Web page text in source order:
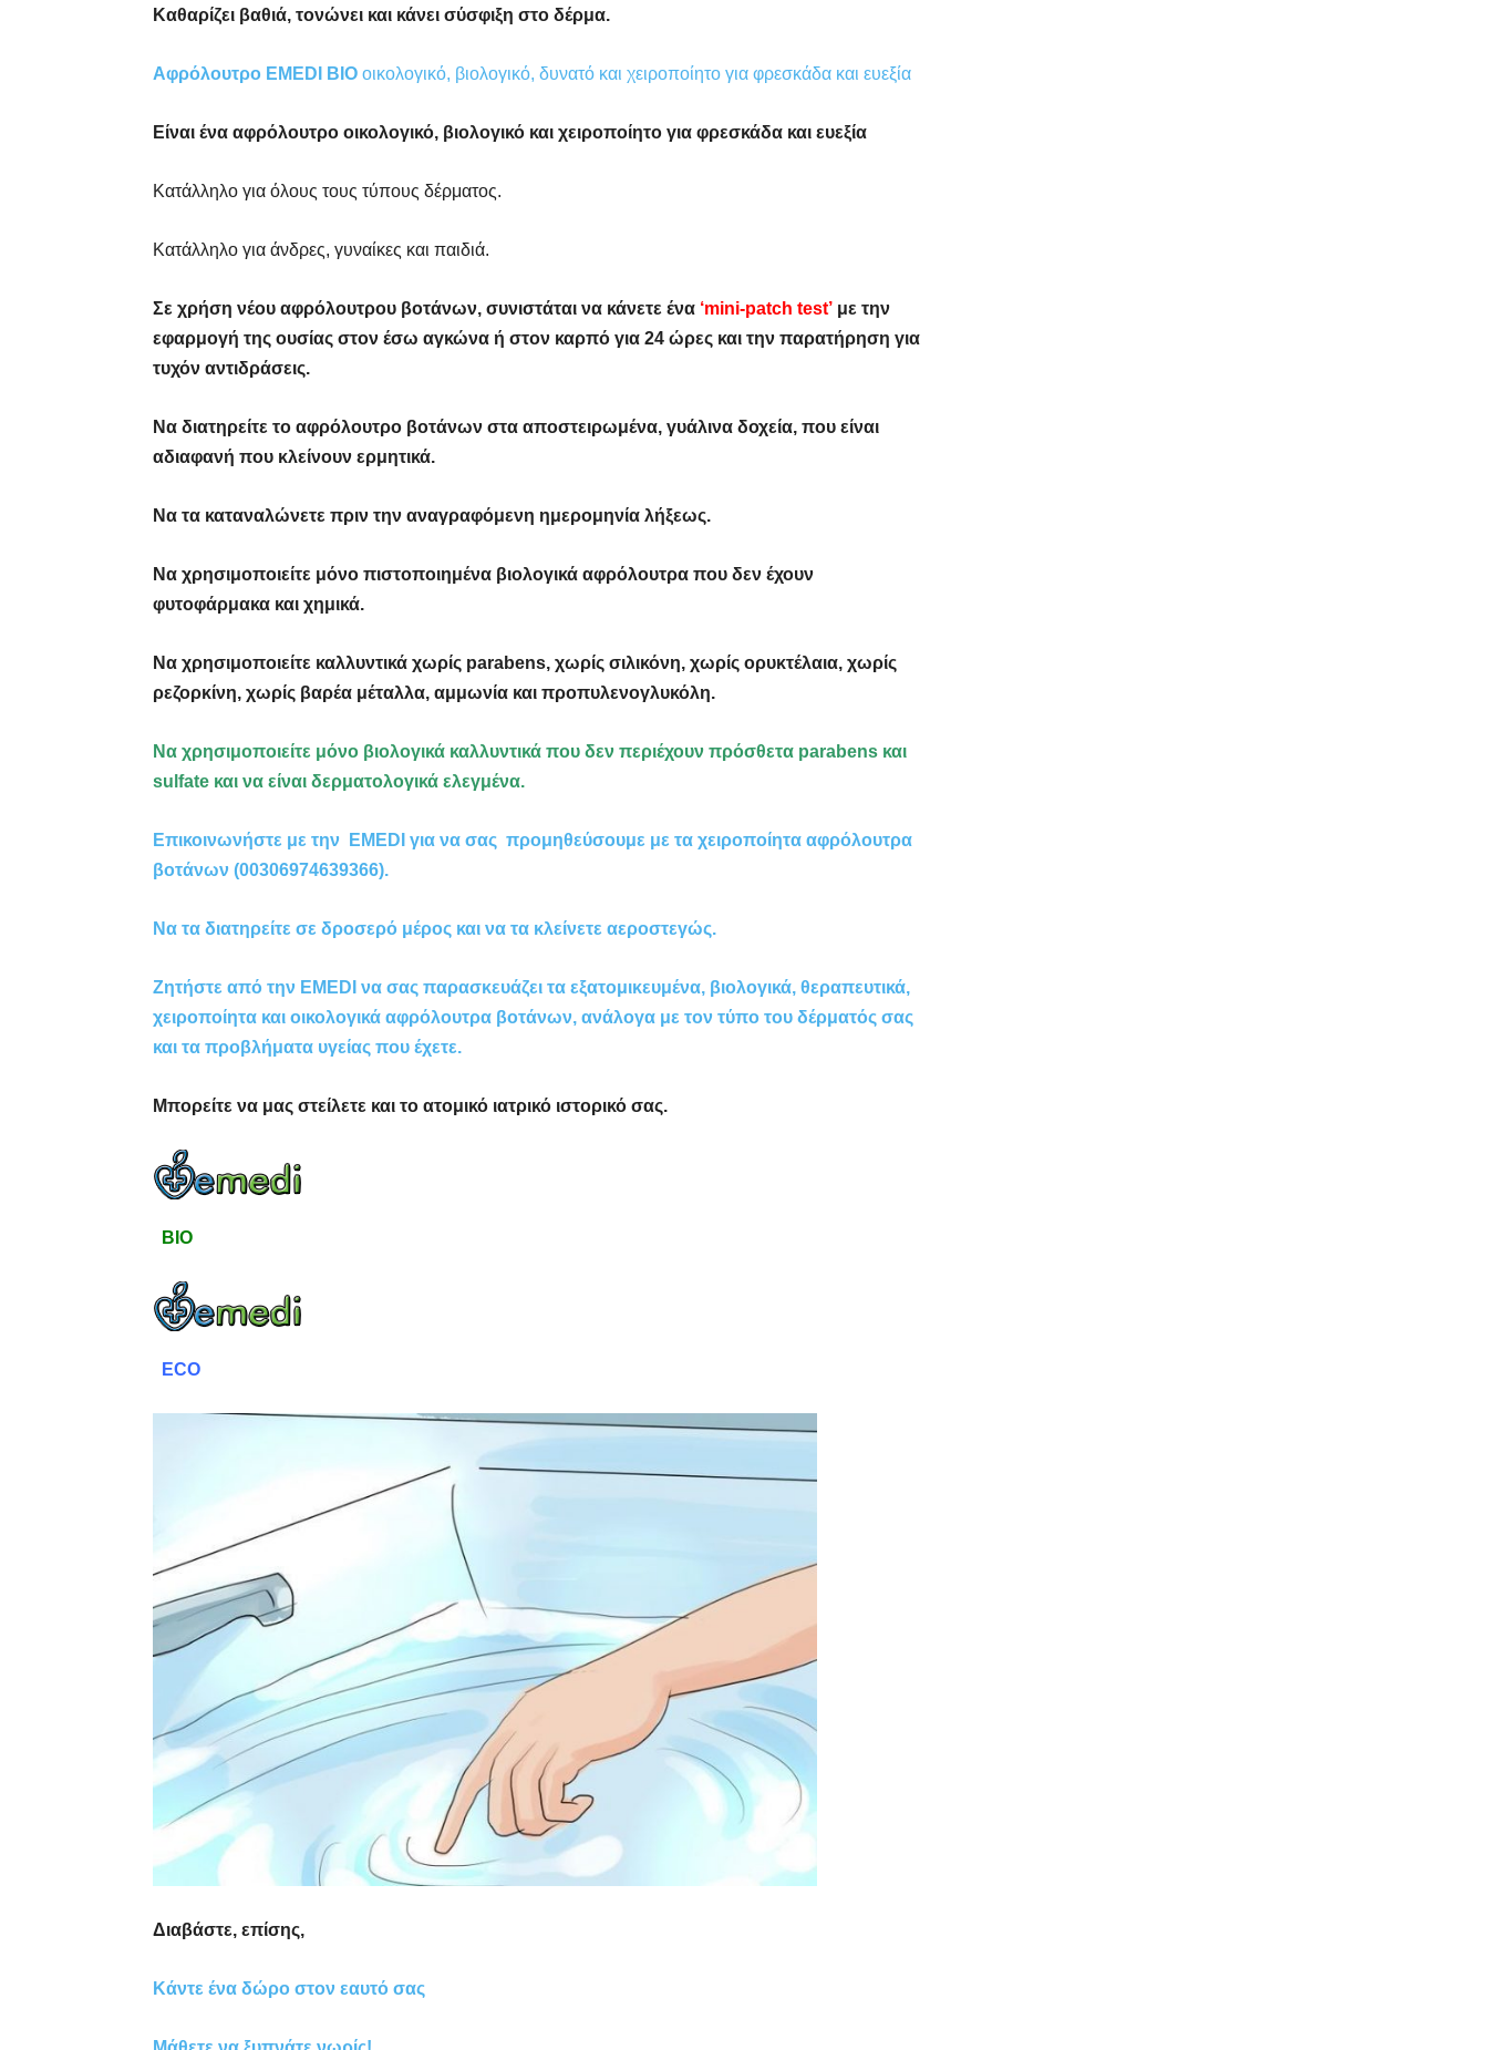
Καθαρίζει βαθιά, τονώνει και κάνει σύσφιξη στο δέρμα.
Αφρόλουτρο EMEDI BIO οικολογικό, βιολογικό, δυνατό και χειροποίητο για φρεσκάδα και ευεξία
Είναι ένα αφρόλουτρο οικολογικό, βιολογικό και χειροποίητο για φρεσκάδα και ευεξία
Κατάλληλο για όλους τους τύπους δέρματος.
Κατάλληλο για άνδρες, γυναίκες και παιδιά.
Σε χρήση νέου αφρόλουτρου βοτάνων, συνιστάται να κάνετε ένα ‘mini-patch test’ με την
εφαρμογή της ουσίας στον έσω αγκώνα ή στον καρπό για 24 ώρες και την παρατήρηση για
τυχόν αντιδράσεις.
Να διατηρείτε το αφρόλουτρο βοτάνων στα αποστειρωμένα, γυάλινα δοχεία, που είναι
αδιαφανή που κλείνουν ερμητικά.
Να τα καταναλώνετε πριν την αναγραφόμενη ημερομηνία λήξεως.
Να χρησιμοποιείτε μόνο πιστοποιημένα βιολογικά αφρόλουτρα που δεν έχουν
φυτοφάρμακα και χημικά.
Να χρησιμοποιείτε καλλυντικά χωρίς parabens, χωρίς σιλικόνη, χωρίς ορυκτέλαια, χωρίς
ρεζορκίνη, χωρίς βαρέα μέταλλα, αμμωνία και προπυλενογλυκόλη.
Να χρησιμοποιείτε μόνο βιολογικά καλλυντικά που δεν περιέχουν πρόσθετα parabens και
sulfate και να είναι δερματολογικά ελεγμένα.
Επικοινωνήστε με την EMEDI για να σας προμηθεύσουμε με τα χειροποίητα αφρόλουτρα
βοτάνων (00306974639366).
Να τα διατηρείτε σε δροσερό μέρος και να τα κλείνετε αεροστεγώς.
Ζητήστε από την EMEDI να σας παρασκευάζει τα εξατομικευμένα, βιολογικά, θεραπευτικά,
χειροποίητα και οικολογικά αφρόλουτρα βοτάνων, ανάλογα με τον τύπο του δέρματός σας
και τα προβλήματα υγείας που έχετε.
Μπορείτε να μας στείλετε και το ατομικό ιατρικό ιστορικό σας.
BIO
ECO
Διαβάστε, επίσης,
Κάντε ένα δώρο στον εαυτό σας